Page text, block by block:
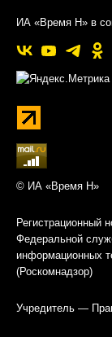
ИА «Время Н» в
© ИА «Время Н»
Регистрационный
Федеральной
информационных
(Роскомнадзор)
Учредитель —